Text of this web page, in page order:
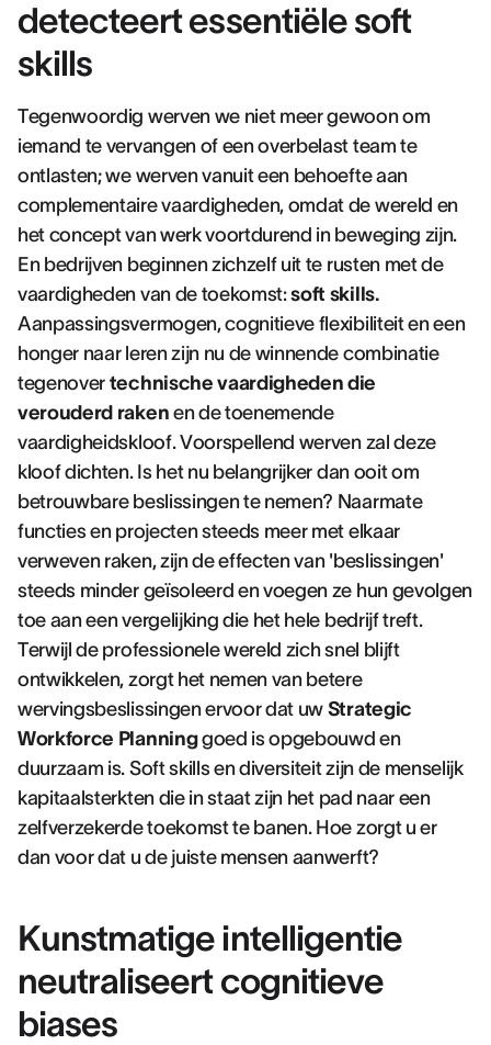
detecteert essentiële soft
skills
Tegenwoordig werven we niet meer gewoon om
iemand te vervangen of een overbelast team te
ontlasten; we werven vanuit een behoefte aan
complementaire vaardigheden, omdat de wereld en
het concept van werk voortdurend in beweging zijn.
En bedrijven beginnen zichzelf uit te rusten met de
vaardigheden van de toekomst:soft skills.
Aanpassingsvermogen, cognitieve flexibiliteit en een
honger naar leren zijn nu de winnende combinatie
tegenover technische vaardigheden die
verouderd raken en de toenemende
vaardigheidskloof. Voorspellend werven zal deze
kloof dichten. Is het nu belangrijker dan ooit om
betrouwbare beslissingen te nemen? Naarmate
functies en projecten steeds meer met elkaar
verweven raken, zijn de effecten van 'beslissingen'
steeds minder geïsoleerd en voegen ze hun gevolgen
toe aan een vergelijking die het hele bedrijf treft.
Terwijl de professionele wereld zich snel blijft
ontwikkelen, zorgt het nemen van betere
wervingsbeslissingen ervoor dat uw Strategic
Workforce Planninggoed is opgebouwd en
duurzaam is. Soft skills en diversiteit zijn de menselijk
kapitaalsterkten die in staat zijn het pad naar een
zelfverzekerde toekomst te banen. Hoe zorgt u er
dan voor dat u de juiste mensen aanwerft?
Kunstmatige intelligentie
neutraliseert cognitieve
biases